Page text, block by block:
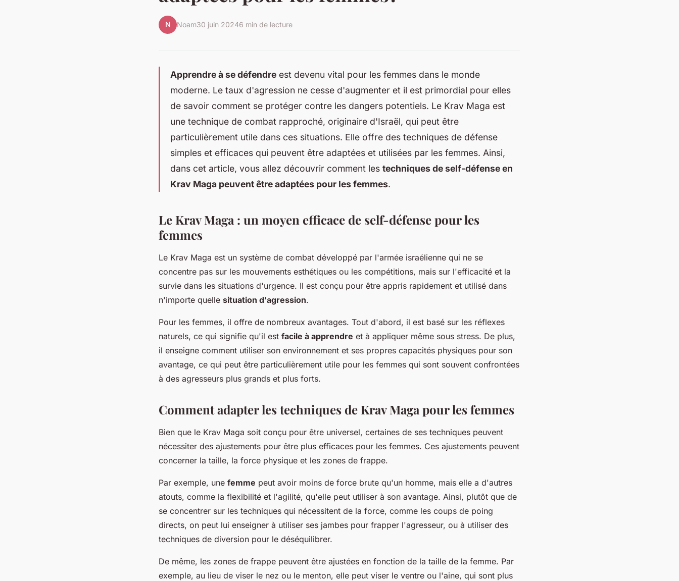
N Noam30 juin 20246 min de lecture
Apprendre à se défendre est devenu vital pour les femmes dans le monde
moderne. Le taux d'agression ne cesse d'augmenter et il est primordial pour elles
de savoir comment se protéger contre les dangers potentiels. Le Krav Maga est
une technique de combat rapproché, originaire d'Israël, qui peut être
particulièrement utile dans ces situations. Elle offre des techniques de défense
simples et efficaces qui peuvent être adaptées et utilisées par les femmes. Ainsi,
dans cet article, vous allez découvrir comment les techniques de self-défense en
Krav Maga peuvent être adaptées pour les femmes.
Le Krav Maga : un moyen efficace de self-défense pour les
femmes
Le Krav Maga est un système de combat développé par l'armée israélienne qui ne se
concentre pas sur les mouvements esthétiques ou les compétitions, mais sur l'efficacité et la
survie dans les situations d'urgence. Il est conçu pour être appris rapidement et utilisé dans
n'importe quelle situation d'agression.
Pour les femmes, il offre de nombreux avantages. Tout d'abord, il est basé sur les réflexes
naturels, ce qui signifie qu'il est facile à apprendre et à appliquer même sous stress. De plus,
il enseigne comment utiliser son environnement et ses propres capacités physiques pour son
avantage, ce qui peut être particulièrement utile pour les femmes qui sont souvent confrontées
à des agresseurs plus grands et plus forts.
Comment adapter les techniques de Krav Maga pour les femmes
Bien que le Krav Maga soit conçu pour être universel, certaines de ses techniques peuvent
nécessiter des ajustements pour être plus efficaces pour les femmes. Ces ajustements peuvent
concerner la taille, la force physique et les zones de frappe.
Par exemple, une femme peut avoir moins de force brute qu'un homme, mais elle a d'autres
atouts, comme la flexibilité et l'agilité, qu'elle peut utiliser à son avantage. Ainsi, plutôt que de
se concentrer sur les techniques qui nécessitent de la force, comme les coups de poing
directs, on peut lui enseigner à utiliser ses jambes pour frapper l'agresseur, ou à utiliser des
techniques de diversion pour le déséquilibrer.
De même, les zones de frappe peuvent être ajustées en fonction de la taille de la femme. Par
exemple, au lieu de viser le nez ou le menton, elle peut viser le ventre ou l'aine, qui sont plus